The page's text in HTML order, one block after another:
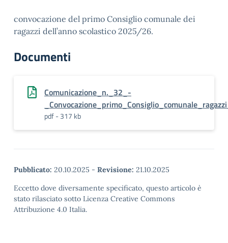
convocazione del primo Consiglio comunale dei
ragazzi dell’anno scolastico 2025/26.
Documenti
Comunicazione_n._32_-
pdf - 317 kb
Pubblicato: 20.10.2025 - Revisione: 21.10.2025
Eccetto dove diversamente specificato, questo articolo è
stato rilasciato sotto Licenza Creative Commons
Attribuzione 4.0 Italia.